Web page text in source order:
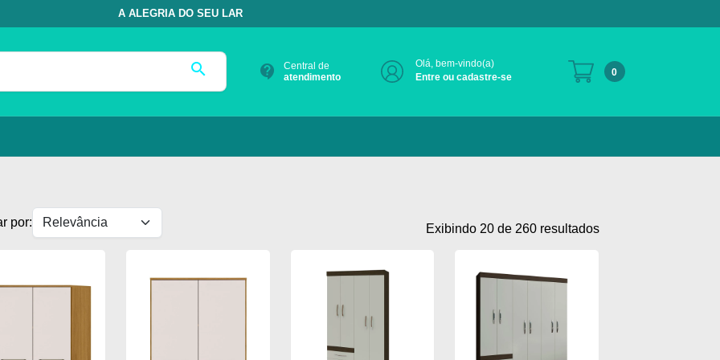
A ALEGRIA DO SEU LAR
search contact_support
Central de
atendimento
Olá, bem-vindo(a)
Entre ou cadastre-se
0
por: Exibindo 20 de 260 resultados